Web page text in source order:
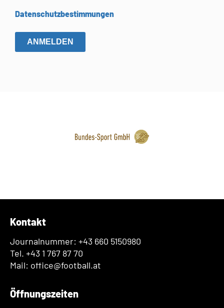
Datenschutzbestimmungen
ANMELDEN
Kontakt
Journalnummer: +43 660 5150980
Tel. +43 1 767 87 70
Mail: office@football.at
Öffnungszeiten